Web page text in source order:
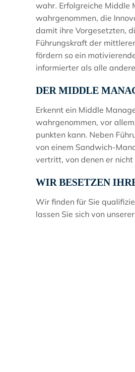
wahr. Erfolgreiche Middle
wahrgenommen, die
damit ihre Vorgesetzten,
Führungskraft der
fördern so ein
informierter als alle
DER MIDDLE
Erkennt ein Middle
wahrgenommen, vor
punkten kann. Neben
von einem Sandwich-
vertritt, von denen er
WIR BESETZEN
Wir finden für Sie
lassen Sie sich von